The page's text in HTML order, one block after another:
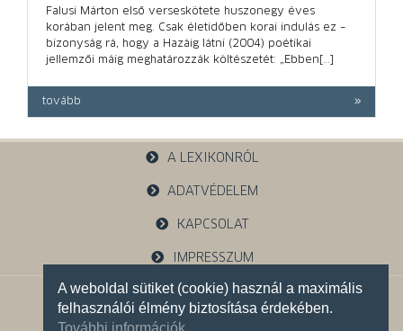
A weboldal sütiket (cookie) használ a maximális
felhasználói élmény biztosítása érdekében.
További információk
Falusi Márton első verseskötete huszonegy éves
korában jelent meg. Csak életidőben korai indulás ez –
bizonyság rá, hogy a Hazáig látni (2004) poétikai
jellemzői máig meghatározzák költészetét: „Ebben[…]
tovább
A LEXIKONRÓL
ADATVÉDELEM
KAPCSOLAT
IMPRESSZUM
1121 Budapest, Budakeszi u. 38.
+36 30 785 5595